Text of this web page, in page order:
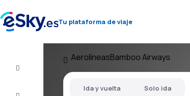
Tu plataforma de viaje
AerolíneasBamboo Airways
Ida y vuelta Solo ida